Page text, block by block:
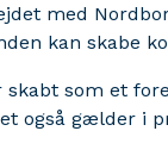
med
kan skabe
skabt som et
også gælder i